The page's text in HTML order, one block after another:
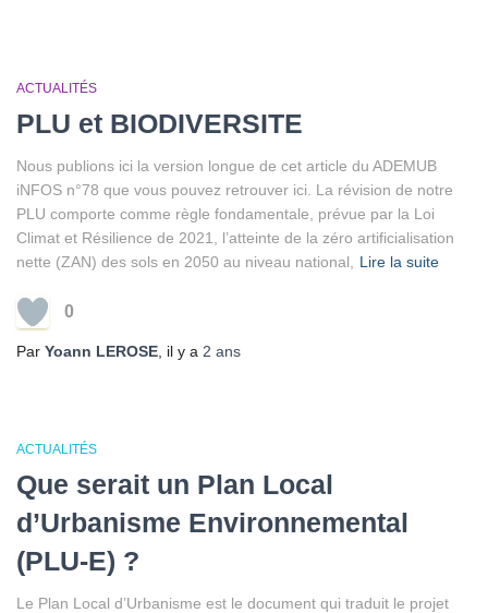
ACTUALITÉS
PLU et BIODIVERSITE
Nous publions ici la version longue de cet article du ADEMUB
iNFOS n°78 que vous pouvez retrouver ici. La révision de notre
PLU comporte comme règle fondamentale, prévue par la Loi
Climat et Résilience de 2021, l’atteinte de la zéro artificialisation
nette (ZAN) des sols en 2050 au niveau national,
Lire la suite
0
Par Yoann LEROSE , il y a 2 ans
ACTUALITÉS
Que serait un Plan Local
d’Urbanisme Environnemental
(PLU-E) ?
Le Plan Local d’Urbanisme est le document qui traduit le projet